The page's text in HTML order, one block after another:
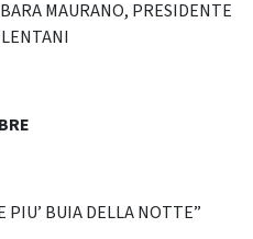
MAURANO, PRESIDENTE
PIU’ BUIA DELLA NOTTE”